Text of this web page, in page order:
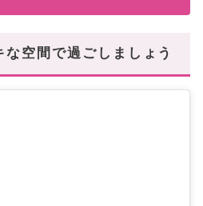
空間で過ごしましょう